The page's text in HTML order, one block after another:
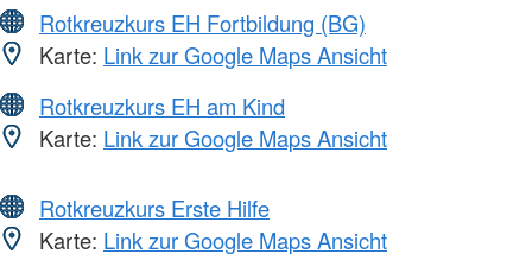
Rotkreuzkurs EH Fortbildung (BG)
Karte: Link zur Google Maps Ansicht
Rotkreuzkurs EH am Kind
Karte: Link zur Google Maps Ansicht
Rotkreuzkurs Erste Hilfe
Karte: Link zur Google Maps Ansicht